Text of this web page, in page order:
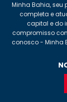
Minha Bahia, seu
completa e
capital e do
compromisso
conosco - Minha